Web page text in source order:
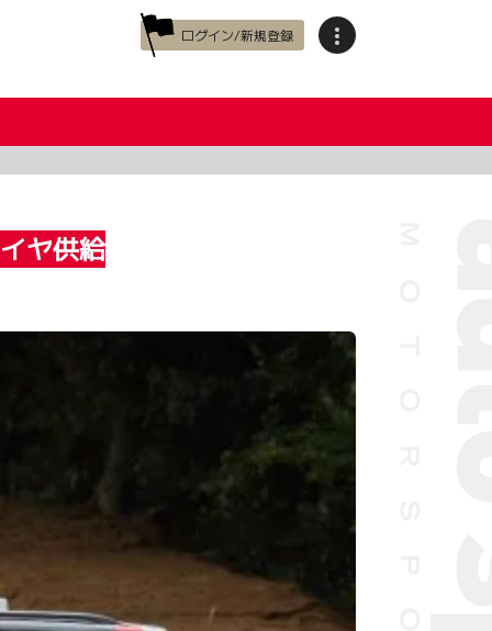
ログイン/新規登録
ヤ供給